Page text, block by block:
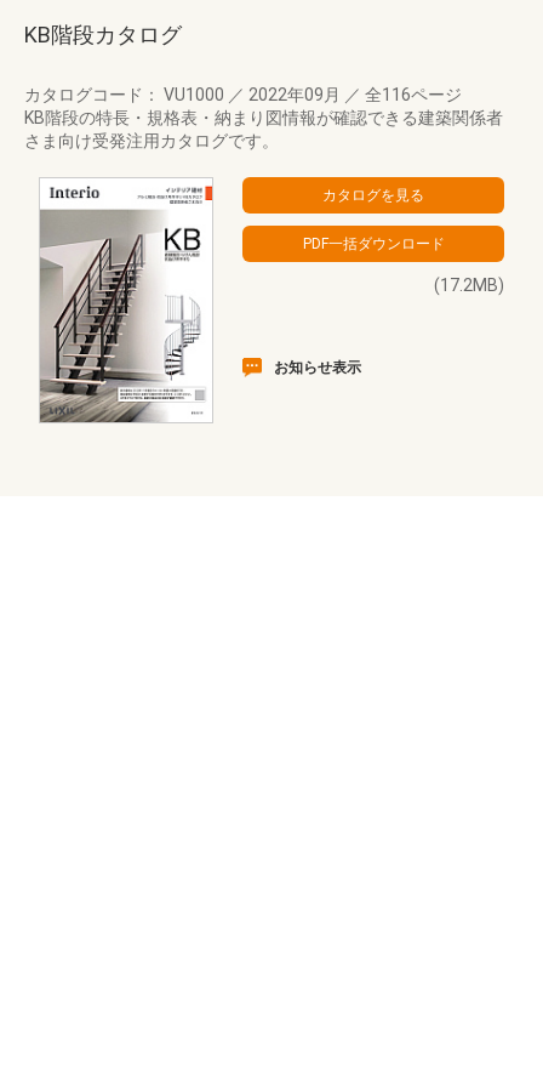
KB階段カタログ
カタログコード： VU1000 ／ 2022年09月 ／ 全116ページ
KB階段の特長・規格表・納まり図情報が確認できる建築関係者
さま向け受発注用カタログです。
(17.2MB)
お知らせ表示